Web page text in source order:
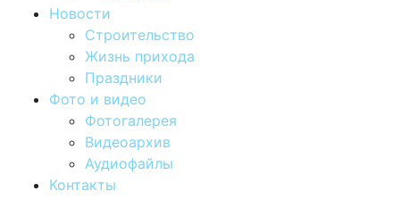
Новости
Строительство
Жизнь прихода
Праздники
Фото и видео
Фотогалерея
Видеоархив
Аудиофайлы
Контакты